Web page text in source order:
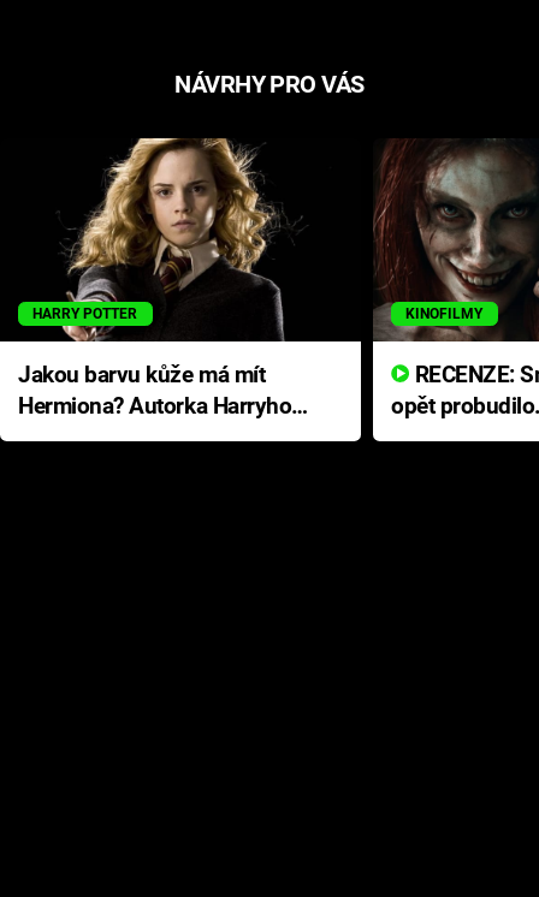
NÁVRHY PRO VÁS
HARRY POTTER
Jakou barvu kůže má mít
Hermiona? Autorka Harryho
Pottera přišla s ráznou
KINOFILMY
opět
přichází s